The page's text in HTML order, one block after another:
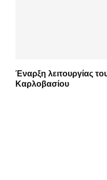
Έναρξη λειτουργίας
Καρλοβασίου